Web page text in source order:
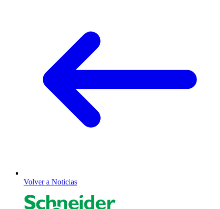
Volver a Noticias